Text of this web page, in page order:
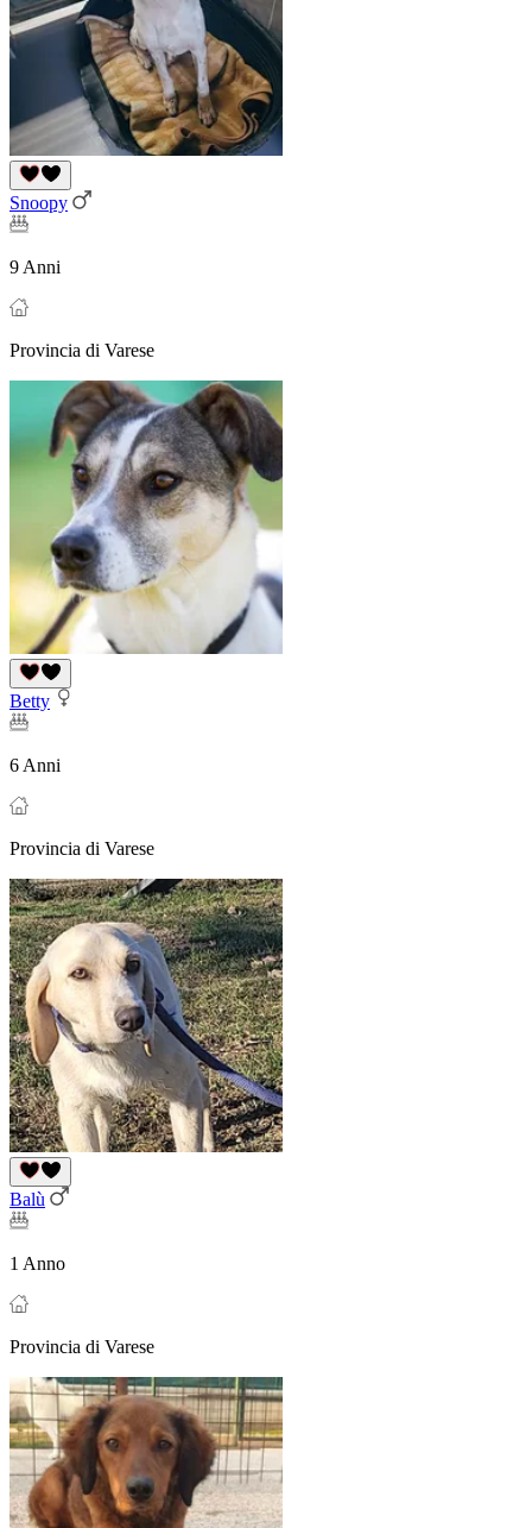
Snoopy
9 Anni
Provincia di Varese
Betty
6 Anni
Provincia di Varese
Balù
1 Anno
Provincia di Varese